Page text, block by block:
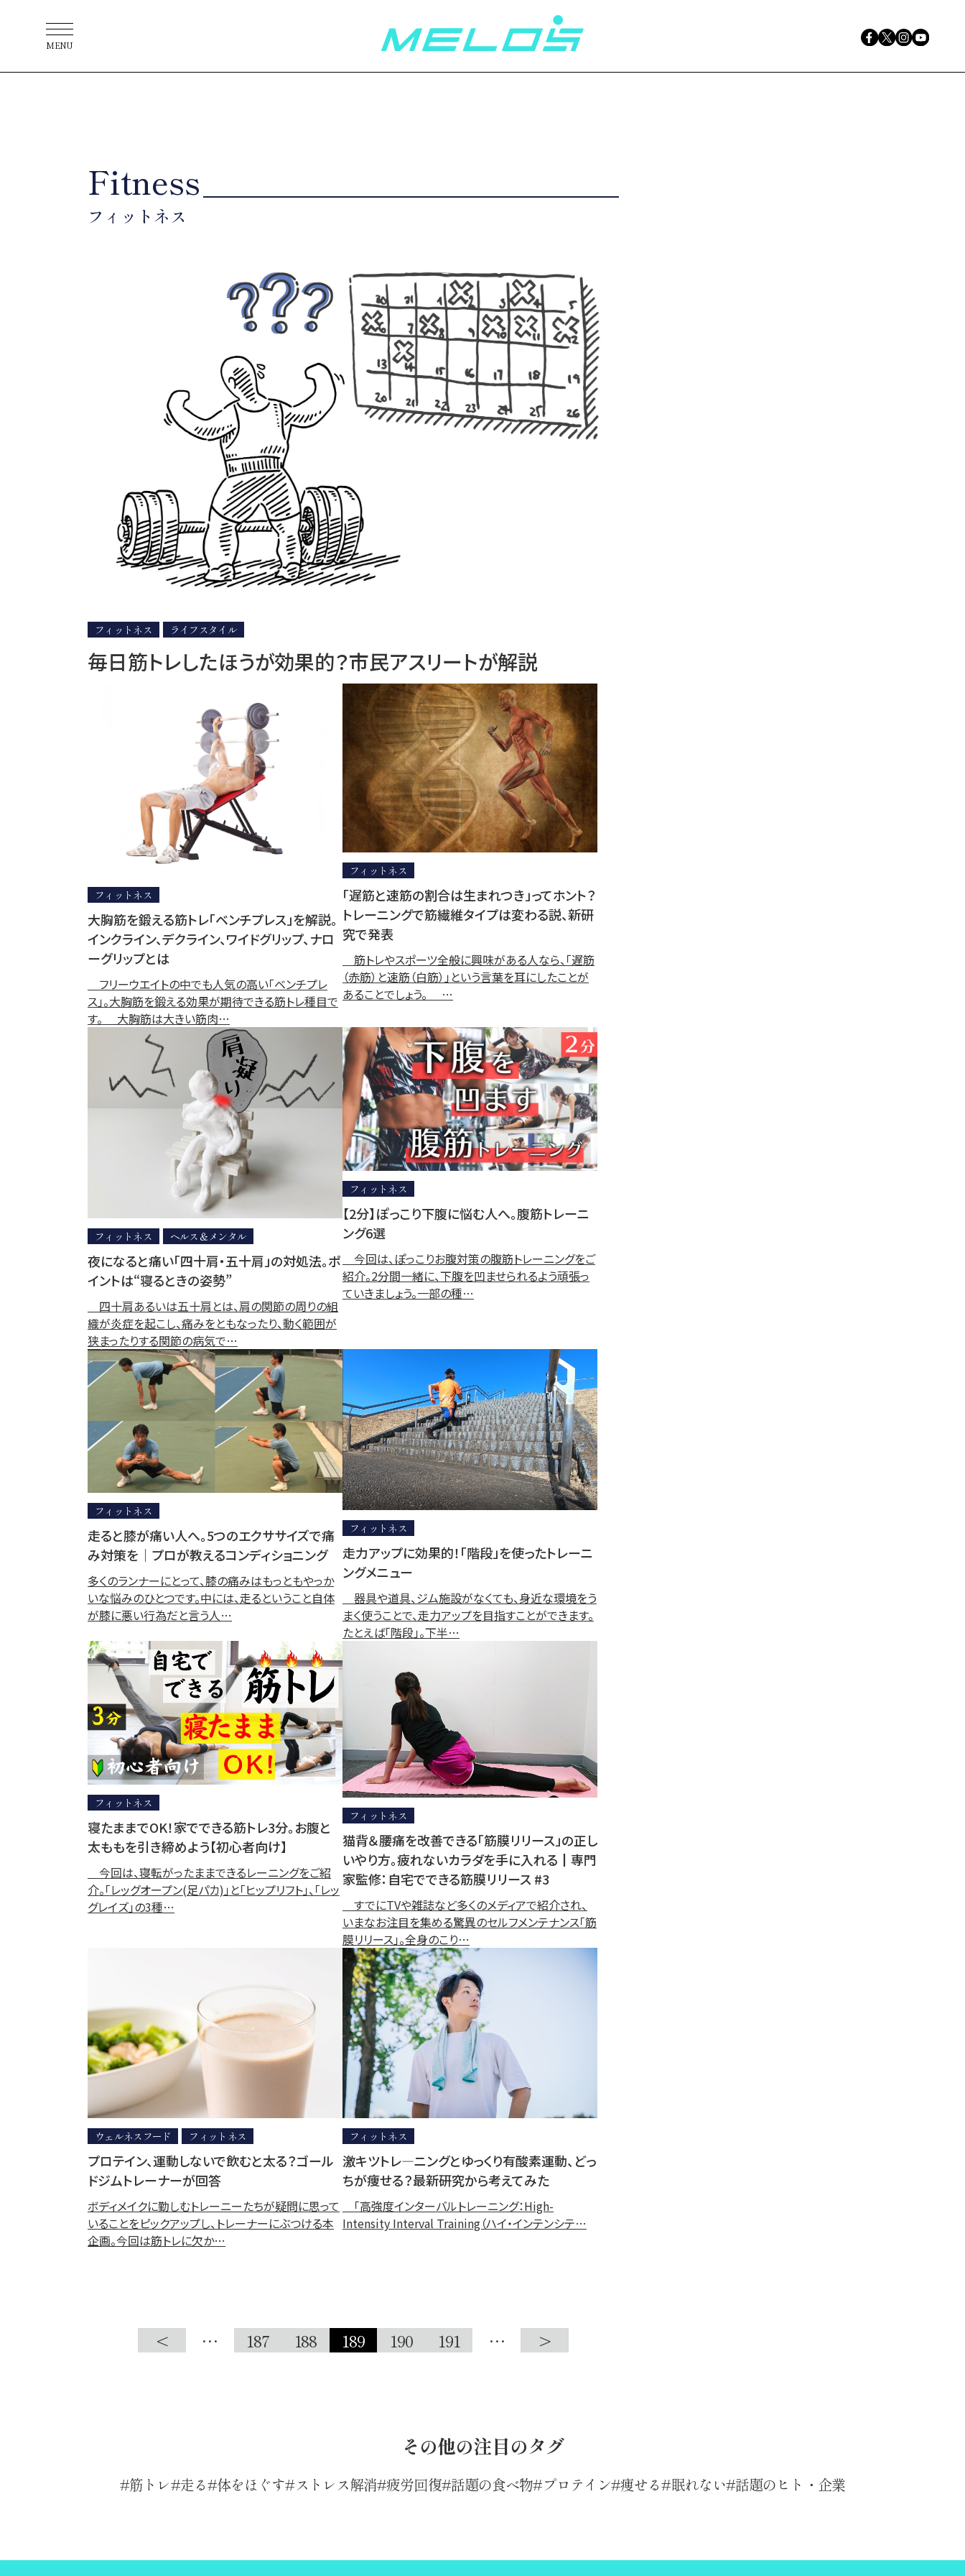
MENU
Fitness
フィットネス
フィットネス ライフスタイル
毎日筋トレしたほうが効果的？市民アスリートが解説
フィットネス
大胸筋を鍛える筋トレ「ベンチプレス」を解説。
インクライン、デクライン、ワイドグリップ、ナロ
ーグリップとは
フリーウエイトの中でも人気の高い「ベンチプレ
ス」。大胸筋を鍛える効果が期待できる筋トレ種目で
す。 大胸筋は大きい筋肉…
フィットネス
「遅筋と速筋の割合は生まれつき」ってホント？
トレーニングで筋繊維タイプは変わる説、新研
究で発表
筋トレやスポーツ全般に興味がある人なら、「遅筋
（赤筋）と速筋（白筋）」という言葉を耳にしたことが
あることでしょう。 …
フィットネス ヘルス＆メンタル
夜になると痛い「四十肩・五十肩」の対処法。ポ
イントは“寝るときの姿勢”
四十肩あるいは五十肩とは、肩の関節の周りの組
織が炎症を起こし、痛みをともなったり、動く範囲が
狭まったりする関節の病気で…
フィットネス
【2分】ぽっこり下腹に悩む人へ。腹筋トレーニ
ング6選
今回は、ぽっこりお腹対策の腹筋トレーニングをご
紹介。2分間一緒に、下腹を凹ませられるよう頑張っ
ていきましょう。一部の種…
フィットネス
走ると膝が痛い人へ。5つのエクササイズで痛
み対策を｜プロが教えるコンディショニング
多くのランナーにとって、膝の痛みはもっともやっか
いな悩みのひとつです。中には、走るということ自体
が膝に悪い行為だと言う人…
フィットネス
走力アップに効果的！「階段」を使ったトレーニ
ングメニュー
器具や道具、ジム施設がなくても、身近な環境をう
まく使うことで、走力アップを目指すことができます。
たとえば「階段」。下半…
フィットネス
寝たままでOK！家でできる筋トレ3分。お腹と
太ももを引き締めよう【初心者向け】
今回は、寝転がったままできるレーニングをご紹
介。「レッグオープン(足パカ)」と「ヒップリフト」、「レッ
グレイズ」の3種…
フィットネス
猫背＆腰痛を改善できる「筋膜リリース」の正し
いやり方。疲れないカラダを手に入れる┃専門
家監修：自宅でできる筋膜リリース #3
すでにTVや雑誌など多くのメディアで紹介され、
いまなお注目を集める驚異のセルフメンテナンス「筋
膜リリース」。全身のこり…
ウェルネスフード フィットネス
プロテイン、運動しないで飲むと太る？ゴール
ドジムトレーナーが回答
ボディメイクに勤しむトレーニーたちが疑問に思って
いることをピックアップし、トレーナーにぶつける本
企画。今回は筋トレに欠か…
フィットネス
激キツトレ―ニングとゆっくり有酸素運動、どっ
ちが痩せる？最新研究から考えてみた
「高強度インターバルトレーニング：High-
Intensity Interval Training（ハイ・インテンシテ…
< … 187 188 189 190 191 … >
その他の注目のタグ
筋トレ 走る 体をほぐす ストレス解消 疲労回復 話題の食べ物 プロテイン 痩せる 眠れない 話題のヒト・企業